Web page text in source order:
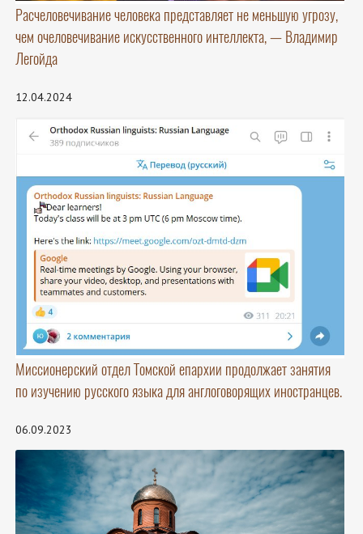
Расчеловечивание человека представляет не меньшую угрозу,
чем очеловечивание искусственного интеллекта, — Владимир
Легойда
12.04.2024
Миссионерский отдел Томской епархии продолжает занятия
по изучению русского языка для англоговорящих иностранцев.
06.09.2023